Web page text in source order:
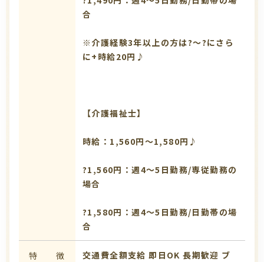
合
※介護経験3年以上の方は?～?にさら
に+時給20円♪
【介護福祉士】
時給：1,560円～1,580円♪
?1,560円：週4～5日勤務/専従勤務の
場合
?1,580円：週4～5日勤務/日勤帯の場
合
特 徴 交通費全額支給 即日OK 長期歓迎 ブ